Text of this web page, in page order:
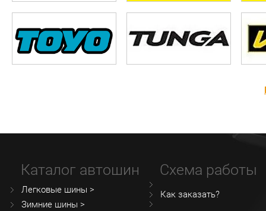
Каталог автошин
Легковые шины >
Зимние шины >
Схема работы
Как заказать?